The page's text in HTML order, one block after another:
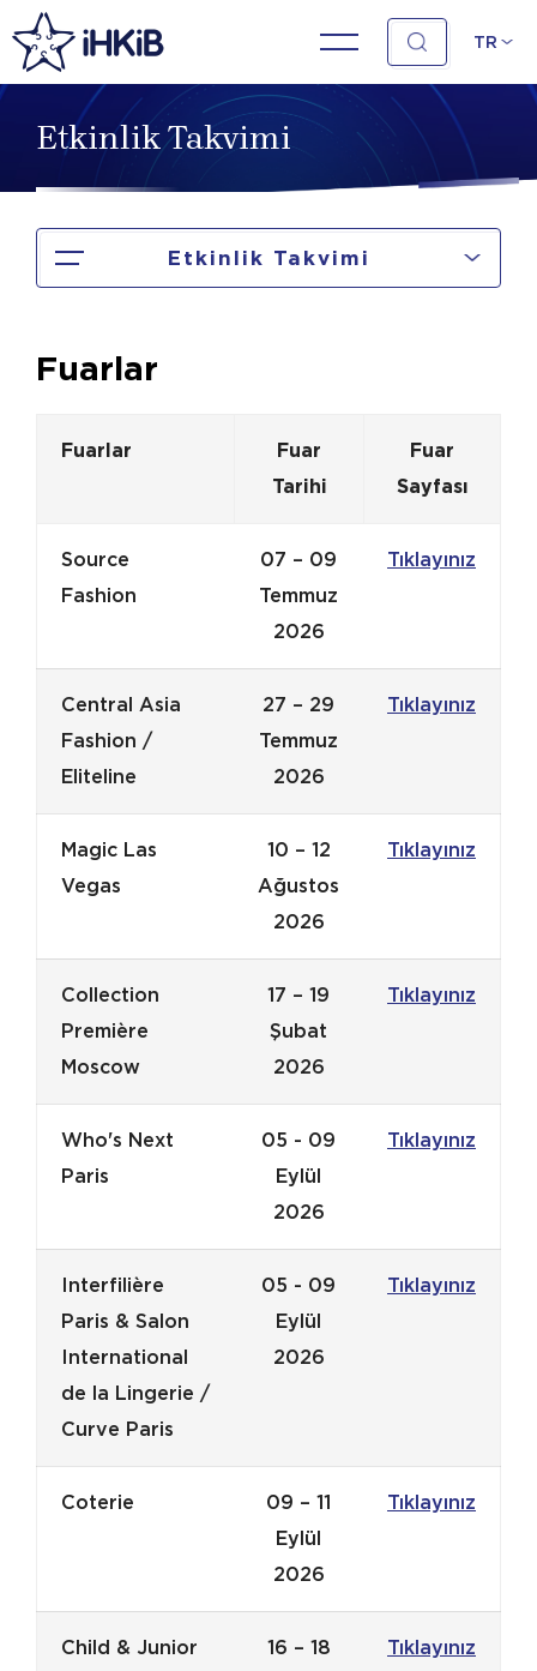
TR
Etkinlik Takvimi
Etkinlik Takvimi
Fuarlar
Fuarlar
Fuar
Tarihi
Fuar
Sayfası
Source
Fashion
07 – 09
Temmuz
2026
Tıklayınız
Central Asia
Fashion /
Eliteline
27 – 29
Temmuz
2026
Tıklayınız
Magic Las
Vegas
10 – 12
Ağustos
2026
Tıklayınız
Collection
Première
Moscow
17 – 19
Şubat
2026
Tıklayınız
Who's Next
Paris
05 - 09
Eylül
2026
Tıklayınız
Interfilière
Paris & Salon
International
de la Lingerie /
Curve Paris
05 - 09
Eylül
2026
Tıklayınız
Coterie
09 – 11
Eylül
2026
Tıklayınız
Child & Junior
16 – 18
Tıklayınız